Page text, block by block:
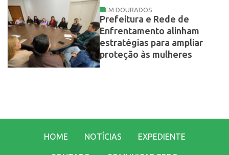
EM DOURADOS
Prefeitura e Rede de
Enfrentamento alinham
estratégias para ampliar
proteção às mulheres
HOME NOTÍCIAS EXPEDIENTE